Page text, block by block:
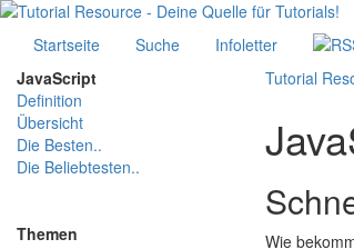
Startseite Suche
Infoletter
JavaScript
Definition
Übersicht
Die Besten..
Die Beliebtesten..
Themen
Tutorial
Wie